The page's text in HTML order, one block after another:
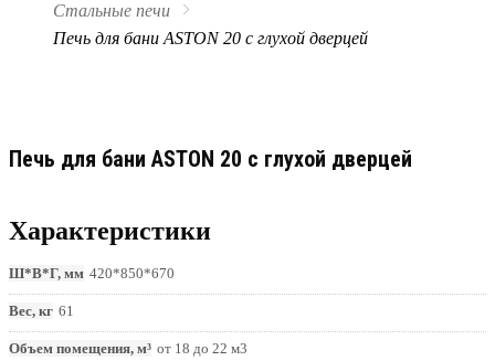
Стальные печи
Печь для бани ASTON 20 с глухой дверцей
Печь для бани ASTON 20 с глухой дверцей
Характеристики
Ш*В*Г, мм 420*850*670
Вес, кг 61
Объем помещения, м³ от 18 до 22 м3